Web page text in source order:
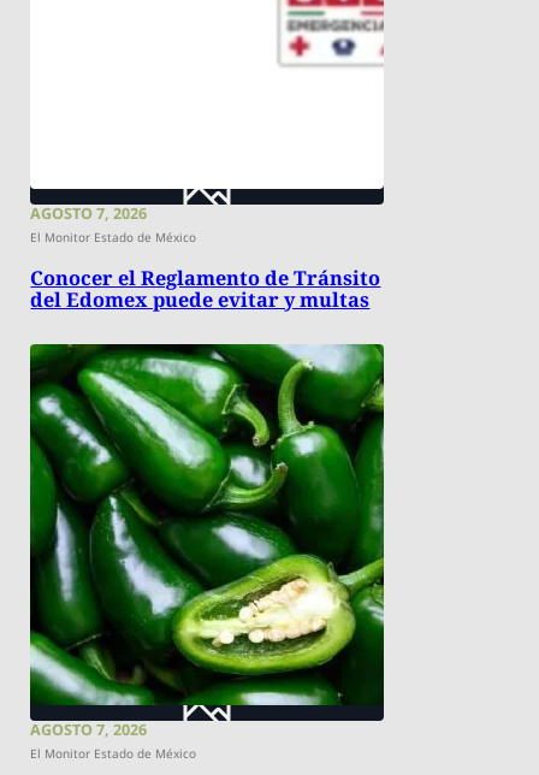
AGOSTO 7, 2026
El Monitor Estado de México
Conocer el Reglamento de Tránsito
del Edomex puede evitar y multas
AGOSTO 7, 2026
El Monitor Estado de México